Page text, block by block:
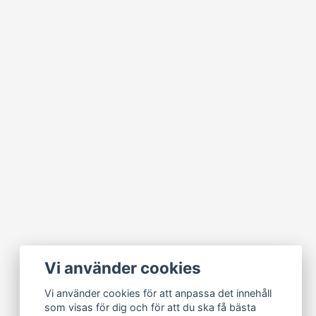
Vi använder cookies
Vi använder cookies för att anpassa det innehåll
som visas för dig och för att du ska få bästa